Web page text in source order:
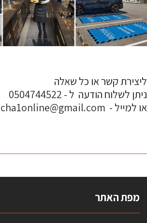
ליצירת קשר או כל שאלה
ניתן לשלוח הודעה ל - 0504744522
או למייל - nesicha1online@gmail.com
מפת האתר